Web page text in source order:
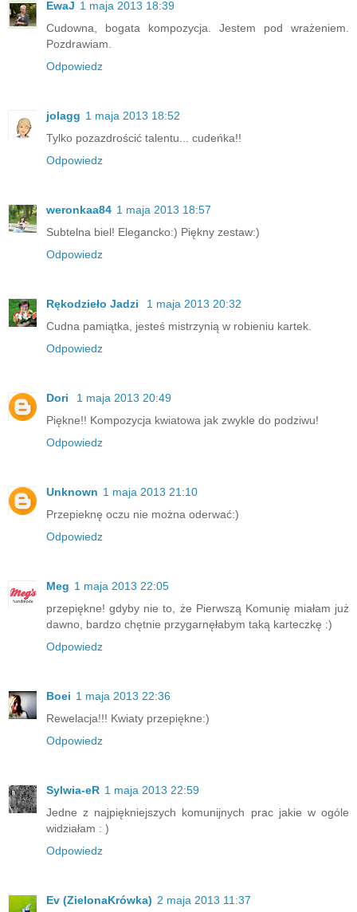
EwaJ 1 maja 2013 18:39
Cudowna, bogata kompozycja. Jestem pod wrażeniem.
Pozdrawiam.
Odpowiedz
jolagg 1 maja 2013 18:52
Tylko pozazdrościć talentu... cudeńka!!
Odpowiedz
weronkaa84 1 maja 2013 18:57
Subtelna biel! Elegancko:) Piękny zestaw:)
Odpowiedz
Rękodzieło Jadzi
1 maja 2013 20:32
Cudna pamiątka, jesteś mistrzynią w robieniu kartek.
Odpowiedz
Dori
1 maja 2013 20:49
Piękne!! Kompozycja kwiatowa jak zwykle do podziwu!
Odpowiedz
Unknown 1 maja 2013 21:10
Przepieknę oczu nie można oderwać:)
Odpowiedz
Meg 1 maja 2013 22:05
przepiękne! gdyby nie to, że Pierwszą Komunię miałam już
dawno, bardzo chętnie przygarnęłabym taką karteczkę :)
Odpowiedz
Boei 1 maja 2013 22:36
Rewelacja!!! Kwiaty przepiękne:)
Odpowiedz
Sylwia-eR 1 maja 2013 22:59
Jedne z najpiękniejszych komunijnych prac jakie w ogóle
widziałam : )
Odpowiedz
Ev (ZielonaKrówka) 2 maja 2013 11:37